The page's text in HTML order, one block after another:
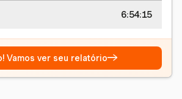
6:54:15
Vamos ver seu relatório→